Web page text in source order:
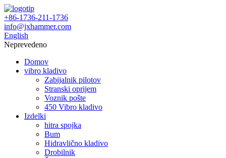
+86-1736-211-1736
info@jxhammer.com
English
Neprevedeno
Domov
vibro kladivo
Zabijalnik pilotov
Stranski oprijem
Voznik pošte
450 Vibro kladivo
Izdelki
hitra spojka
Bum
Hidravlično kladivo
Drobilnik